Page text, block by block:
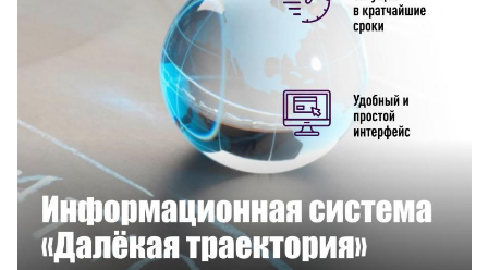
Смотреть проект